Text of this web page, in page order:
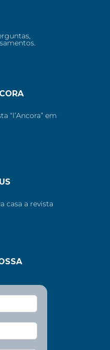
“l’Ancora” em
casa a revista